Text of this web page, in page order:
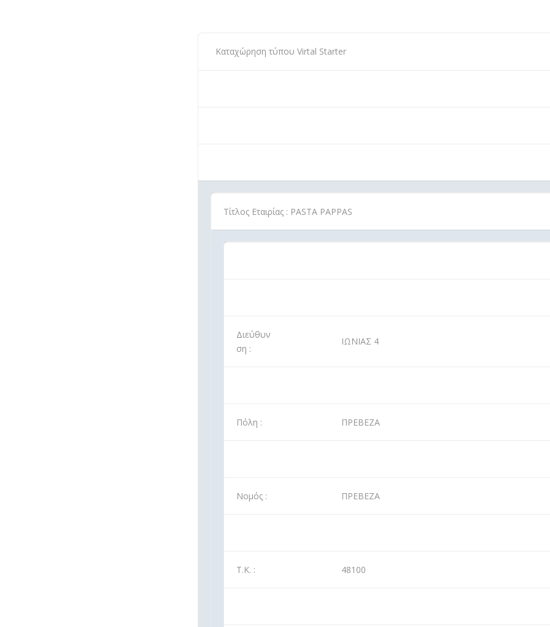
Καταχώρηση τύπου Virtal Starter
Τίτλος Εταιρίας : PASTA PAPPAS
Διεύθυν
ση :
ΙΩΝΙΑΣ 4
Πόλη : ΠΡΕΒΕΖΑ
Νομός : ΠΡΕΒΕΖΑ
Τ.Κ. : 48100